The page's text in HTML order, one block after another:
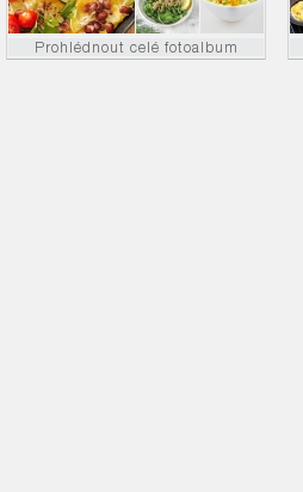
Prohlédnout celé fotoalbum